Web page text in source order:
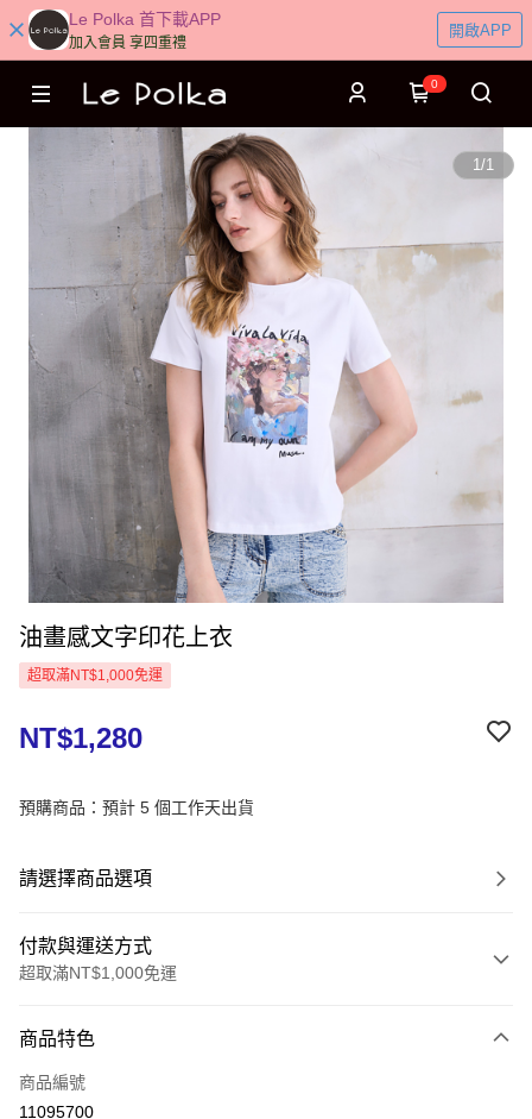
Le Polka 首下載APP
加入會員 享四重禮
開啟APP
0
1/1
油畫感文字印花上衣
超取滿NT$1,000免運
NT$1,280
預購商品：預計 5 個工作天出貨
請選擇商品選項
付款與運送方式
超取滿NT$1,000免運
信用卡一次付款
超商取貨付款
商品特色
商品編號
11095700